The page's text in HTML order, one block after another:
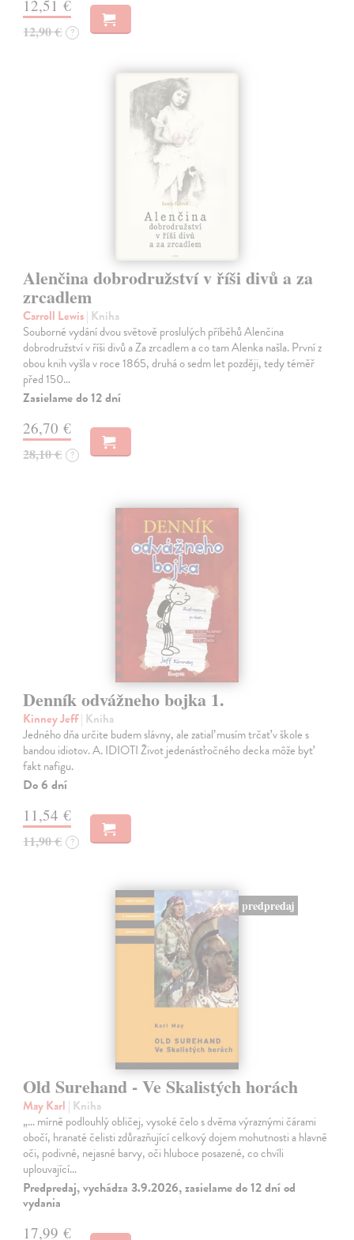
12,51 €
12,90 € ?
Alenčina dobrodružství v říši divů a za
zrcadlem
Carroll Lewis| Kniha
Souborné vydání dvou světově proslulých příběhů Alenčina
dobrodružství v říši divů a Za zrcadlem a co tam Alenka našla. První z
obou knih vyšla v roce 1865, druhá o sedm let později, tedy téměř
před 150…
Zasielame do 12 dní
26,70 €
28,10 € ?
Denník odvážneho bojka 1.
Kinney Jeff| Kniha
Jedného dňa určite budem slávny, ale zatiaľ musím trčať v škole s
bandou idiotov. A. IDIOTI Život jedenásťročného decka môže byť
fakt nafigu.
Do 6 dní
11,54 €
11,90 € ?
predpredaj
Old Surehand - Ve Skalistých horách
May Karl | Kniha
„… mírně podlouhlý obličej, vysoké čelo s dvěma výraznými čárami
obočí, hranaté čelisti zdůrazňující celkový dojem mohutnosti a hlavně
oči, podivné, nejasné barvy, oči hluboce posazené, co chvíli
uplouvající…
Predpredaj, vychádza 3.9.2026, zasielame do 12 dní od
vydania
17,99 €